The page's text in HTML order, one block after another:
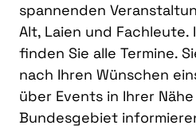
spannenden
Alt, Laien und Fachleute.
finden Sie alle Termine.
nach Ihren Wünschen
über Events in Ihrer
Bundesgebiet